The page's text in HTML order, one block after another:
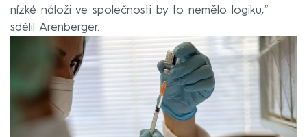
nízké náloži ve společnosti by to nemělo logiku,“
sdělil Arenberger.